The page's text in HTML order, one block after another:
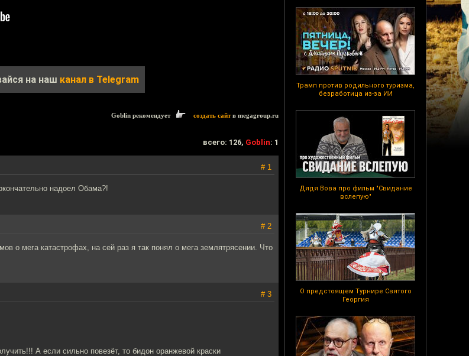
Трамп против родильного туризма,
безработица из-за ИИ
Дядя Вова про фильм "Свидание
вслепую"
О предстоящем Турнире Святого
Георгия
на наш канал в Telegram
Goblin рекомендует создать сайтв megagroup.ru
всего: 126, Goblin: 1
# 1
надоел Обама?!
# 2
о мега катастрофах, на сей раз я так понял о мега землятрясении. Что
# 3
А если сильно повезёт, то бидон оранжевой краски